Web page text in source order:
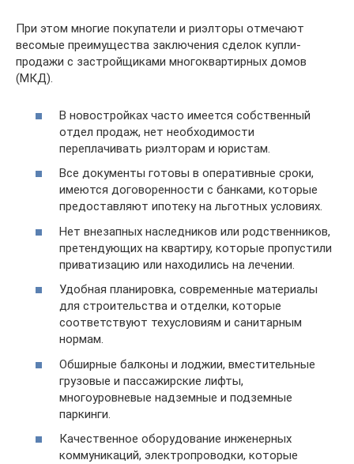
При этом многие покупатели и риэлторы отмечают
весомые преимущества заключения сделок купли-
продажи с застройщиками многоквартирных домов
(МКД).
В новостройках часто имеется собственный
отдел продаж, нет необходимости
переплачивать риэлторам и юристам.
Все документы готовы в оперативные сроки,
имеются договоренности с банками, которые
предоставляют ипотеку на льготных условиях.
Нет внезапных наследников или родственников,
претендующих на квартиру, которые пропустили
приватизацию или находились на лечении.
Удобная планировка, современные материалы
для строительства и отделки, которые
соответствуют техусловиям и санитарным
нормам.
Обширные балконы и лоджии, вместительные
грузовые и пассажирские лифты,
многоуровневые надземные и подземные
паркинги.
Качественное оборудование инженерных
коммуникаций, электропроводки, которые